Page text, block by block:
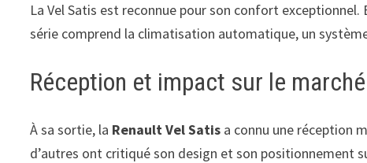
La Vel Satis est reconnue pour son confort
série comprend la climatisation automatique, un
Réception et impact sur le marché
À sa sortie, la Renault Vel Satis a connu une réception
d’autres ont critiqué son design et son positionnement